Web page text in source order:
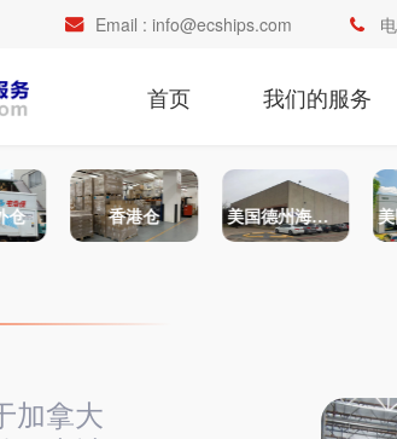
Email : info@ecships.com
首页 我们的服务
仓 香港仓 美国德州海外仓
加拿大